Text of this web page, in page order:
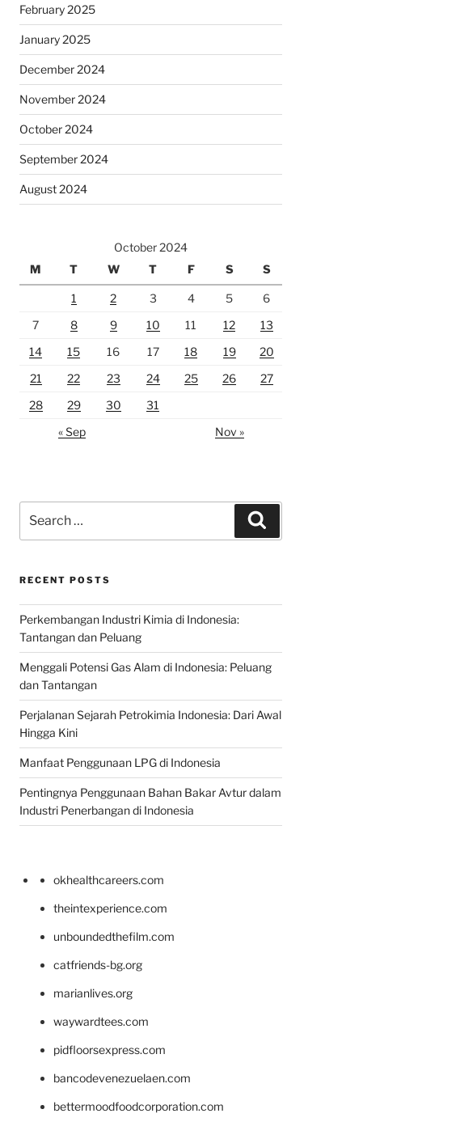
February 2025
January 2025
December 2024
November 2024
October 2024
September 2024
August 2024
October 2024
M
T W T F S S
1 2 3 4 5
6
7
8 9 10 11 12
13
14
15 16 17 18 19
20
21
22 23 24 25 26
27
28
29 30
31
« Sep
Nov »
for:
RECENT POSTS
Perkembangan Industri Kimia di Indonesia:
Tantangan dan Peluang
Menggali Potensi Gas Alam di Indonesia: Peluang
dan Tantangan
Perjalanan Sejarah Petrokimia Indonesia: Dari Awal
Hingga Kini
Manfaat Penggunaan LPG di Indonesia
Pentingnya Penggunaan Bahan Bakar Avtur dalam
Industri Penerbangan di Indonesia
okhealthcareers.com
theintexperience.com
unboundedthefilm.com
catfriends-bg.org
marianlives.org
waywardtees.com
pidfloorsexpress.com
bancodevenezuelaen.com
bettermoodfoodcorporation.com